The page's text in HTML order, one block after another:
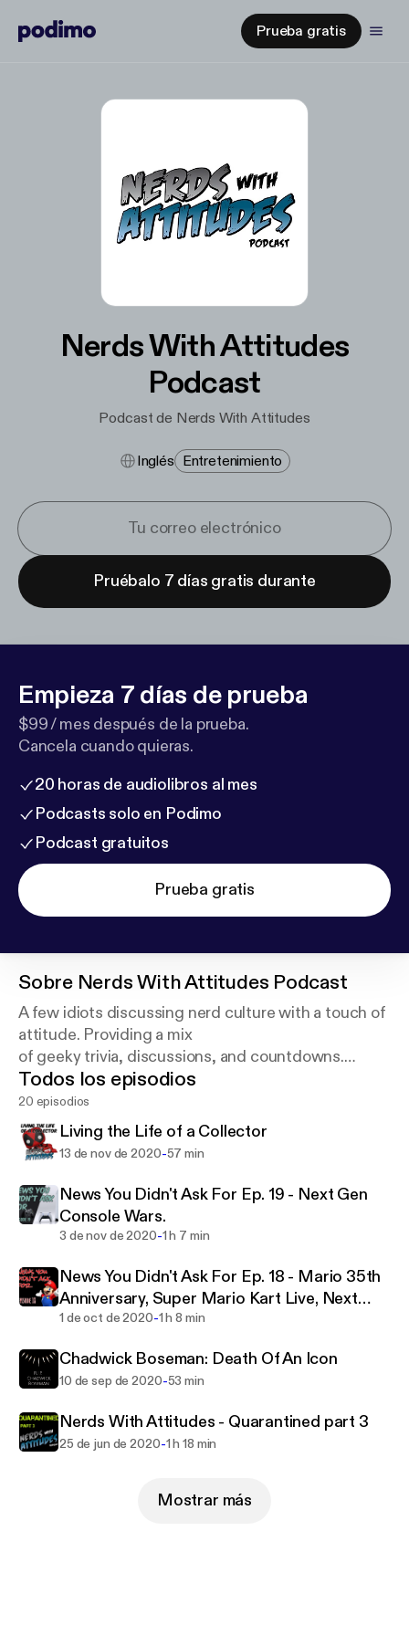
Prueba gratis
Nerds With Attitudes
Podcast
Podcast de Nerds With Attitudes
Inglés Entretenimiento
Pruébalo 7 días gratis durante
Empieza 7 días de prueba
$99 / mes después de la prueba.
Cancela cuando quieras.
20 horas de audiolibros al mes
Podcasts solo en Podimo
Podcast gratuitos
Prueba gratis
Sobre Nerds With Attitudes Podcast
A few idiots discussing nerd culture with a touch of
attitude. Providing a mix
of geeky trivia, discussions, and countdowns.
Episodes released weekly.
Todos los episodios
20 episodios
Living the Life of a Collector
13 de nov de 2020-57 min
News You Didn't Ask For Ep. 19 - Next Gen
Console Wars.
3 de nov de 2020-1 h 7 min
News You Didn't Ask For Ep. 18 - Mario 35th
Anniversary, Super Mario Kart Live, Next
Gen systems
1 de oct de 2020-1 h 8 min
Chadwick Boseman: Death Of An Icon
10 de sep de 2020-53 min
Nerds With Attitudes - Quarantined part 3
25 de jun de 2020-1 h 18 min
Mostrar más